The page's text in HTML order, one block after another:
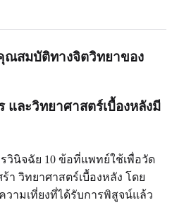
ณสมบัติทางจิตวิทยาของ
และวิทยาศาสตร์เบื้องหลังมี
วินิจฉัย 10 ข้อที่แพทย์ใช้เพื่อวัด
า วิทยาศาสตร์เบื้องหลัง โดย
วามเที่ยงที่ได้รับการพิสูจน์แล้ว